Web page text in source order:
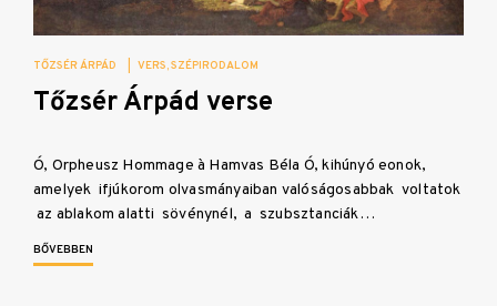
TŐZSÉR ÁRPÁD VERS SZÉPIRODALOM
Tőzsér Árpád verse
Ó, Orpheusz Hommage à Hamvas Béla Ó, kihúnyó eonok,
amelyek ifjúkorom olvasmányaiban valóságosabbak voltatok
az ablakom alatti sövénynél, a szubsztanciák…
BŐVEBBEN